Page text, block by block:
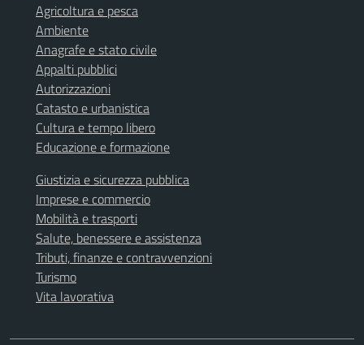
Agricoltura e pesca
Ambiente
Anagrafe e stato civile
Appalti pubblici
Autorizzazioni
Catasto e urbanistica
Cultura e tempo libero
Educazione e formazione
Giustizia e sicurezza pubblica
Imprese e commercio
Mobilità e trasporti
Salute, benessere e assistenza
Tributi, finanze e contravvenzioni
Turismo
Vita lavorativa